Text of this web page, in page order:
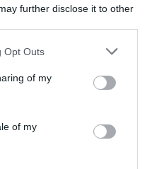
further disclose it to other
Opt Outs
of my
of my